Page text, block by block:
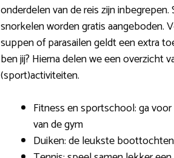
onderdelen van de reis zijn
snorkelen worden gratis aangeboden.
suppen of parasailen geldt een extra
ben jij? Hierna delen we een overzicht
(sport)activiteiten.
Fitness en sportschool: ga
van de gym
Duiken: de leukste